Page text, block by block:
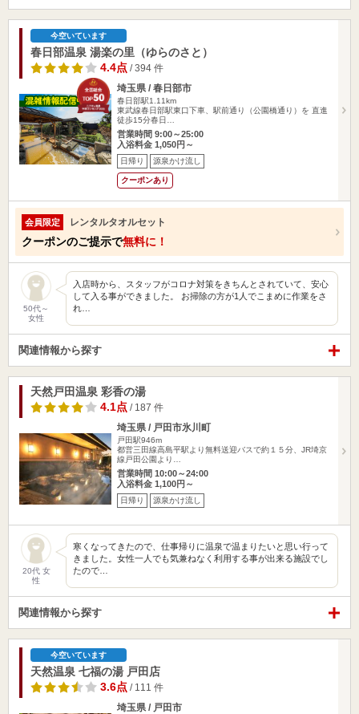
今空いています
春日部温泉 湯楽の里（ゆらのさと）
4.4点 / 394 件
埼玉県 / 春日部市
春日部駅1.11km
東武線春日部駅東口下車、駅前通り（公園橋通り）を 直進
徒歩15分春日…
営業時間 9:00～25:00
入浴料金 1,050円～
日帰り 源泉かけ流し
クーポンあり
会員限定 レンタルタオルセット
クーポンのご提示で無料に！
50代～
女性
入店時から、スタッフがコロナ対策をきちんとされていて、安心
して入る事ができました。 お掃除の方が1人でこまめに作業をさ
れ…
関連情報から探す
天然戸田温泉 彩香の湯
4.1点 / 187 件
埼玉県 / 戸田市氷川町
戸田駅946m
都営三田線高島平駅より無料送迎バスで約１５分、JR埼京
線戸田公園より…
営業時間 10:00～24:00
入浴料金 1,100円～
日帰り 源泉かけ流し
20代 女
性
寒くなってきたので、仕事帰りに温泉で温まりたいと思い行って
きました。女性一人でも気兼ねなく利用する事が出来る施設でし
たので…
関連情報から探す
今空いています
天然温泉 七福の湯 戸田店
3.6点 / 111 件
埼玉県 / 戸田市